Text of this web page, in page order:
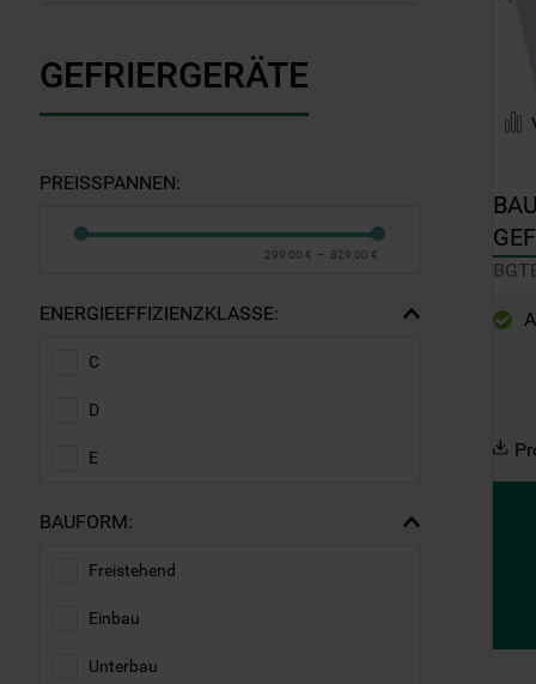
GEFRIERGERÄTE
ENERGIEEFFIZIENZKLASSE:
C
D
E
BAUFORM:
Freistehend
Einbau
Unterbau
PREISSPANNEN:
299,00 € – 829,00 €